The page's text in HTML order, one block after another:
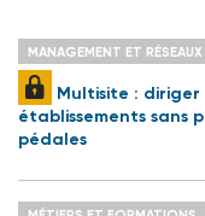
MANAGEMENT ET RÉSEAUX
Multisite : diriger
établissements sans
pédales